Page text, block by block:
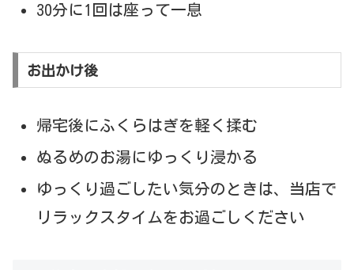
30分に1回は座って一息
お出かけ後
帰宅後にふくらはぎを軽く揉む
ぬるめのお湯にゆっくり浸かる
ゆっくり過ごしたい気分のときは、当店で
リラックスタイムをお過ごしください